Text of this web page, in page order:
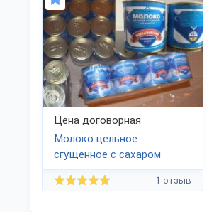
Цена договорная
Молоко цельное
сгущенное с сахаром
жир.8,5% ГОСТ
1 отзыв